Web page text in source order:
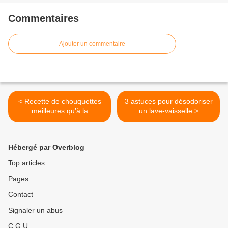
Commentaires
Ajouter un commentaire
< Recette de chouquettes
meilleures qu’à la
boulangerie
3 astuces pour désodoriser
un lave-vaisselle >
Hébergé par Overblog
Top articles
Pages
Contact
Signaler un abus
C.G.U.